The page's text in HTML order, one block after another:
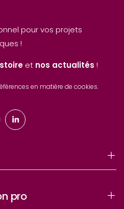
pour vos projets
!
et nos actualités !
en matière de cookies.
pro